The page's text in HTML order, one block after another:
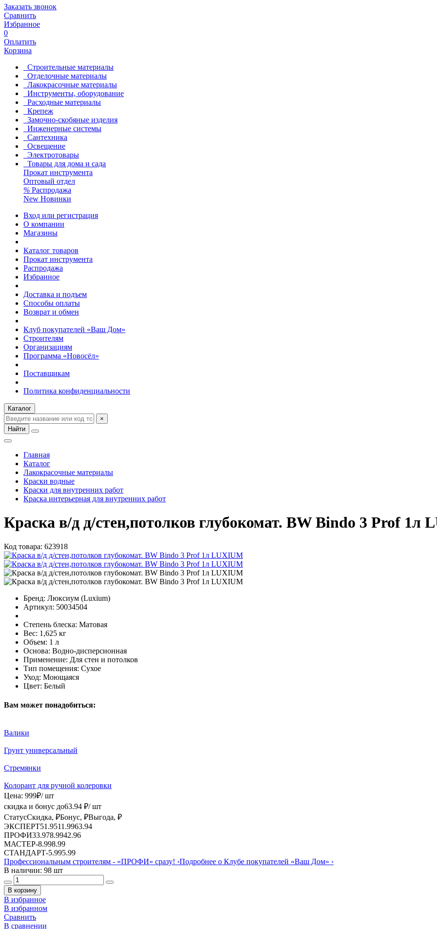
Заказать звонок
Сравнить
Избранное
0
Оплатить
Корзина
Строительные материалы
Отделочные материалы
Лакокрасочные материалы
Инструменты, оборудование
Расходные материалы
Крепеж
Замочно-скобяные изделия
Инженерные системы
Сантехника
Освещение
Электротовары
Товары для дома и сада
Прокат инструмента
Оптовый отдел
% Распродажа
New Новинки
Вход или регистрация
О компании
Магазины
Каталог товаров
Прокат инструмента
Распродажа
Избранное
Доставка и подъем
Способы оплаты
Возврат и обмен
Клуб покупателей «Ваш Дом»
Строителям
Организациям
Программа «Новосёл»
Поставщикам
Политика конфиденциальности
Каталог
×
Найти
Главная
Каталог
Лакокрасочные материалы
Краски водные
Краски для внутренних работ
Краска интерьерная для внутренних работ
Краска в/д д/стен,потолков глубокомат. BW Bindo 3 Prof 1л
Код товара: 623918
Бренд: Люксиум (Luxium)
Артикул: 50034504
Степень блеска: Матовая
Вес: 1,625 кг
Объем: 1 л
Основа: Водно-дисперсионная
Применение: Для стен и потолков
Тип помещения: Сухое
Уход: Моющаяся
Цвет: Белый
Вам может понадобиться:
Валики
Грунт универсальный
Стремянки
Колорант для ручной колеровки
Цена: 999₽/ шт
скидка и бонус до63.94 ₽/ шт
СтатусСкидка, ₽Бонус, ₽Выгода, ₽
ЭКСПЕРТ51.9511.9963.94
ПРОФИ33.978.9942.96
МАСТЕР-8.998.99
СТАНДАРТ-5.995.99
Профессиональным строителям - «ПРОФИ» сразу! ›Подробнее о Клубе покупателей «Ваш Дом» ›
В наличии: 98 шт
В корзину
В избранное
В избранном
Сравнить
В сравнении